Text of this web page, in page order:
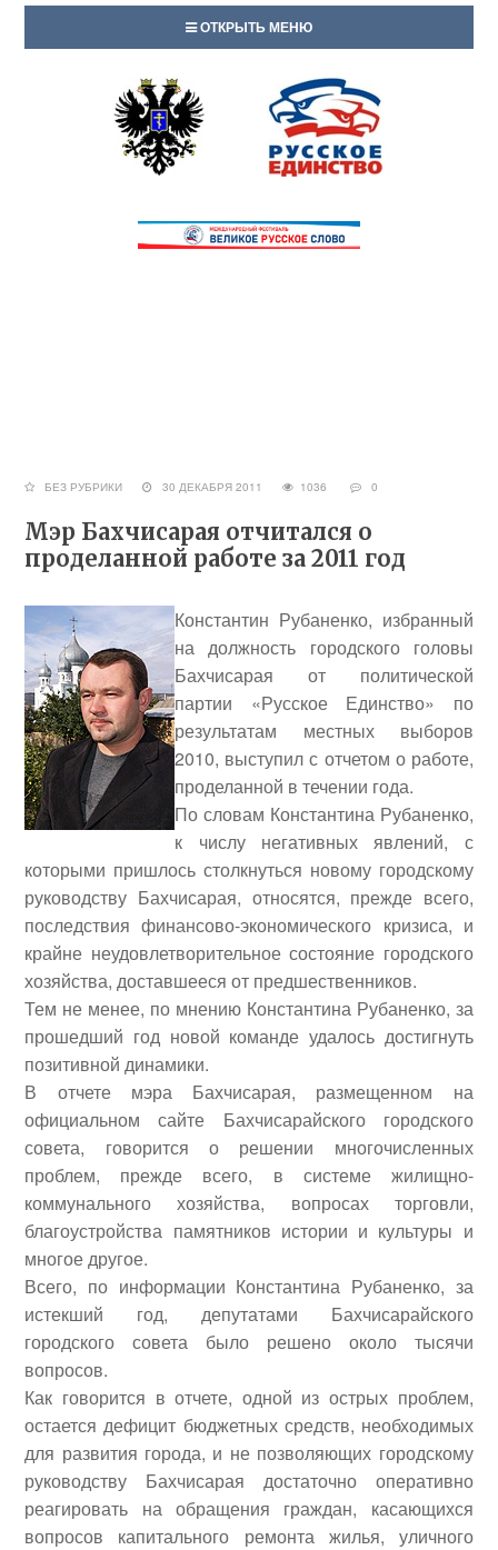
ОТКРЫТЬ МЕНЮ
БЕЗ РУБРИКИ 30 ДЕКАБРЯ 2011 1036 0
Мэр Бахчисарая отчитался о
проделанной работе за 2011 год
Константин Рубаненко, избранный
на должность городского головы
Бахчисарая от политической
партии «Русское Единство» по
результатам местных выборов
2010, выступил с отчетом о работе,
проделанной в течении года.
По словам Константина Рубаненко,
к числу негативных явлений, с
которыми пришлось столкнуться новому городскому
руководству Бахчисарая, относятся, прежде всего,
последствия финансово-экономического кризиса, и
крайне неудовлетворительное состояние городского
хозяйства, доставшееся от предшественников.
Тем не менее, по мнению Константина Рубаненко, за
прошедший год новой команде удалось достигнуть
позитивной динамики.
В отчете мэра Бахчисарая, размещенном на
официальном сайте Бахчисарайского городского
совета, говорится о решении многочисленных
проблем, прежде всего, в системе жилищно-
коммунального хозяйства, вопросах торговли,
благоустройства памятников истории и культуры и
многое другое.
Всего, по информации Константина Рубаненко, за
истекший год, депутатами Бахчисарайского
городского совета было решено около тысячи
вопросов.
Как говорится в отчете, одной из острых проблем,
остается дефицит бюджетных средств, необходимых
для развития города, и не позволяющих городскому
руководству Бахчисарая достаточно оперативно
реагировать на обращения граждан, касающихся
вопросов капитального ремонта жилья, уличного